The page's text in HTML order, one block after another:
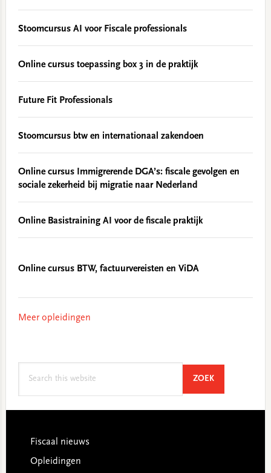
Stoomcursus AI voor Fiscale professionals
Online cursus toepassing box 3 in de praktijk
Future Fit Professionals
Stoomcursus btw en internationaal zakendoen
Online cursus Immigrerende DGA’s: fiscale gevolgen en
sociale zekerheid bij migratie naar Nederland
Online Basistraining AI voor de fiscale praktijk
Online cursus BTW, factuurvereisten en ViDA
Meer opleidingen
ZOEKSEARCH
Footer
Fiscaal nieuws
Opleidingen